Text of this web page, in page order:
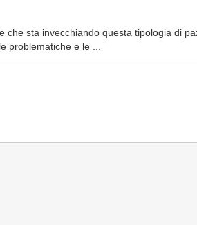
che sta invecchiando questa tipologia di
problematiche e le ...